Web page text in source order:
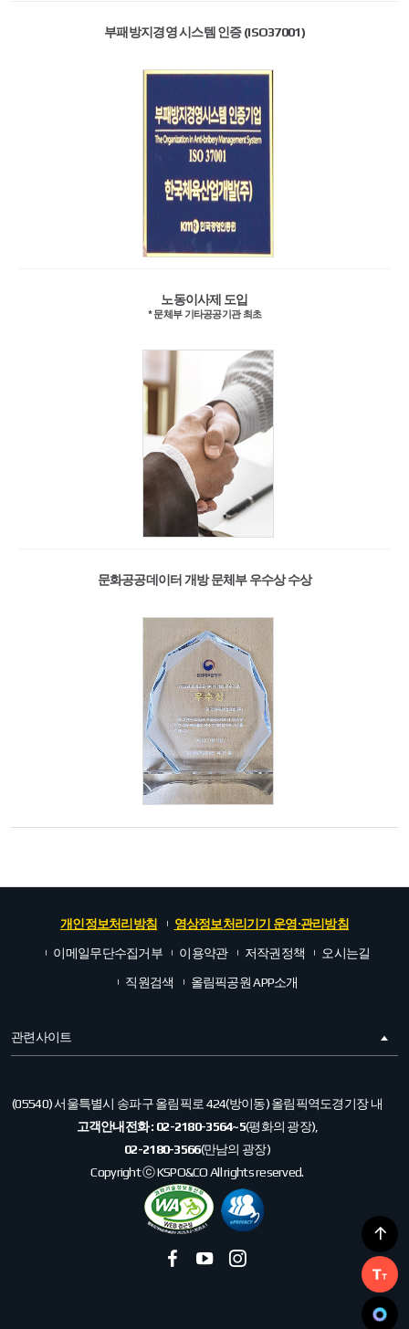
LINK
부패방지경영 시스템 인증 (ISO37001)
노동이사제 도입
* 문체부 기타공공기관 최초
문화공공데이터 개방 문체부 우수상 수상
개인정보처리방침
영상정보처리기기 운영·관리방침
이메일무단수집거부
이용약관 저작권정책
오시는길
직원검색
올림픽공원 APP소개
관련사이트
(05540) 서울특별시 송파구 올림픽로 424(방이동) 올림픽역도경기장 내
고객안내전화 : 02-2180-3564~5(평화의 광장),
02-2180-3566(만남의 광장)
Copyright ⓒ KSPO&CO All rights reserved.
유
인